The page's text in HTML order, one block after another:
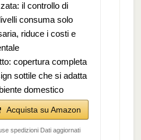
il controllo di
consuma solo
riduce i costi e
copertura completa
sottile che si adatta
domestico
Acquista su Amazon
spedizioni Dati aggiornati